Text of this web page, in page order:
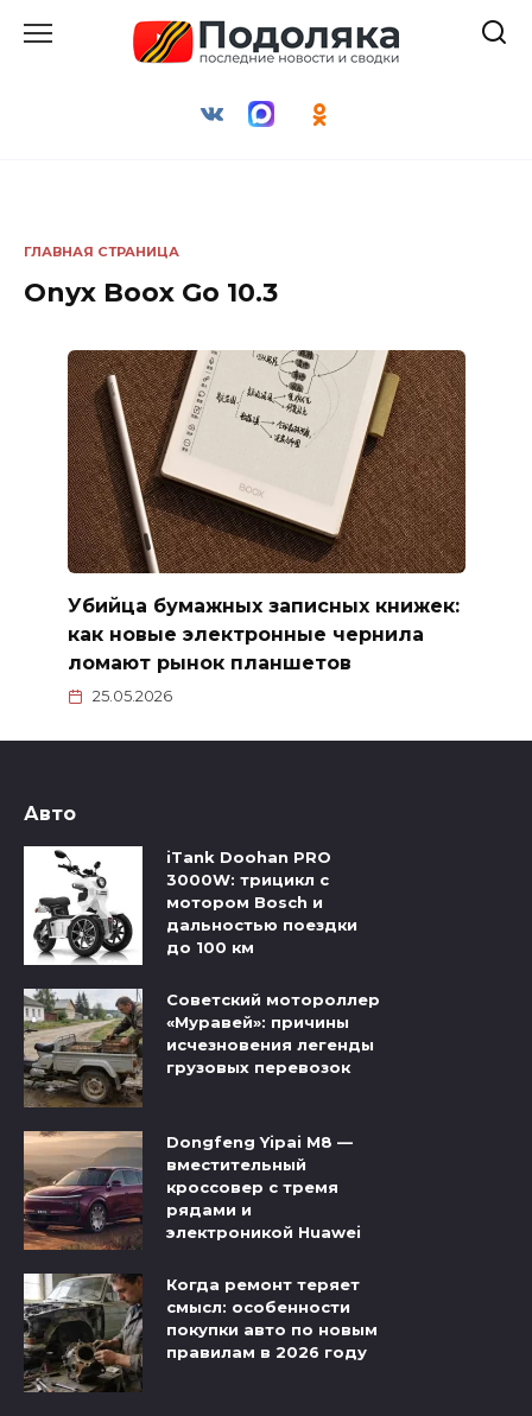
ГЛАВНАЯ СТРАНИЦА
Onyx Boox Go 10.3
Убийца бумажных записных книжек:
как новые электронные чернила
ломают рынок планшетов
25.05.2026
Авто
iTank Doohan PRO
3000W: трицикл с
мотором Bosch и
дальностью поездки
до 100 км
Советский мотороллер
«Муравей»: причины
исчезновения легенды
грузовых перевозок
Dongfeng Yipai M8 —
вместительный
кроссовер с тремя
рядами и
электроникой Huawei
Когда ремонт теряет
смысл: особенности
покупки авто по новым
правилам в 2026 году